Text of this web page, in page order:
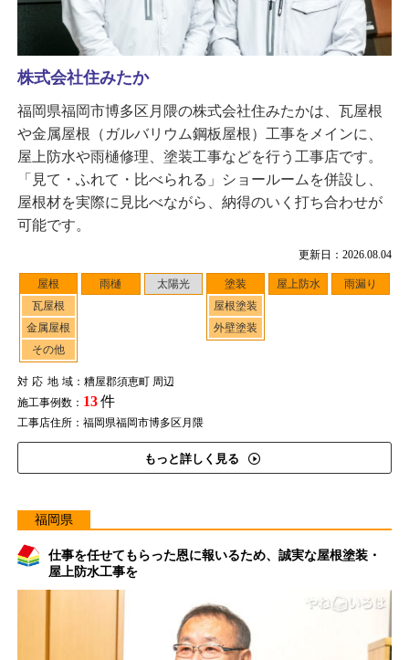
更新日：2026.08.04
屋根
瓦屋根
金属屋根
その他
雨樋 太陽光
塗装
屋根塗装
外壁塗装
屋上防水 雨漏り
対応地域：糟屋郡須恵町 周辺
施工事例数： 13件
工事店住所：福岡県福岡市博多区月隈
もっと詳しく見る
株式会社住みたか
福岡県福岡市博多区月隈の株式会社住みたかは、瓦屋根
や金属屋根（ガルバリウム鋼板屋根）工事をメインに、
屋上防水や雨樋修理、塗装工事などを行う工事店です。
「見て・ふれて・比べられる」ショールームを併設し、
屋根材を実際に見比べながら、納得のいく打ち合わせが
可能です。
福岡県
仕事を任せてもらった恩に報いるため、誠実な屋根塗装・
屋上防水工事を